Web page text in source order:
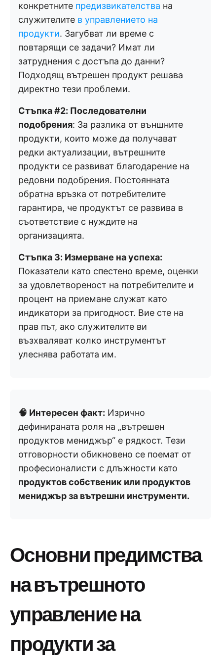
конкретните предизвикателства на
служителите в управлението на
продукти. Загубват ли време с
повтарящи се задачи? Имат ли
затруднения с достъпа до данни?
Подходящ вътрешен продукт решава
директно тези проблеми.
Стъпка #2: Последователни
подобрения: За разлика от външните
продукти, които може да получават
редки актуализации, вътрешните
продукти се развиват благодарение на
редовни подобрения. Постоянната
обратна връзка от потребителите
гарантира, че продуктът се развива в
съответствие с нуждите на
организацията.
Стъпка 3: Измерване на успеха:
Показатели като спестено време, оценки
за удовлетвореност на потребителите и
процент на приемане служат като
индикатори за пригодност. Вие сте на
прав път, ако служителите ви
възхваляват колко инструментът
улеснява работата им.
🧠 Интересен факт: Изрично
дефинираната роля на „вътрешен
продуктов мениджър“ е рядкост. Тези
отговорности обикновено се поемат от
професионалисти с длъжности като
продуктов собственик или продуктов
мениджър за вътрешни инструменти.
Основни предимства
на вътрешното
управление на
продукти за